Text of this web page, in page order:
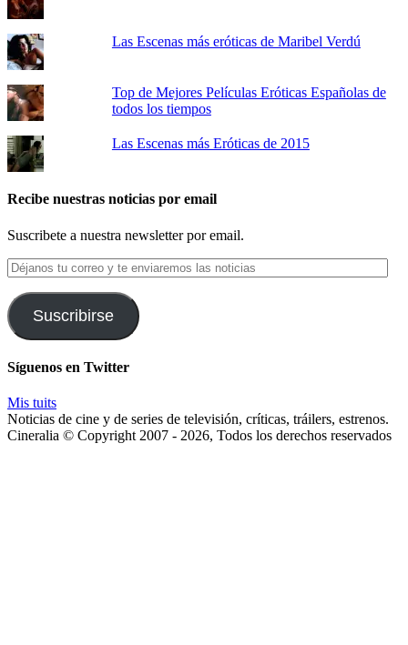
Las Escenas más eróticas de Maribel Verdú
Top de Mejores Películas Eróticas Españolas de
todos los tiempos
Las Escenas más Eróticas de 2015
Recibe nuestras noticias por email
Suscribete a nuestra newsletter por email.
Déjanos
tu
correo
y
te
las
noticias
Suscribirse
Síguenos en Twitter
Mis tuits
Noticias de cine y de series de televisión, críticas, tráilers, estrenos.
Cineralia © Copyright 2007 - 2026, Todos los derechos reservados